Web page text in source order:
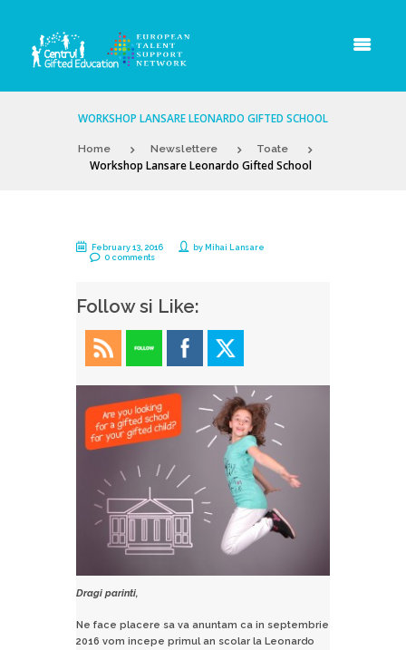
WORKSHOP LANSARE LEONARDO GIFTED SCHOOL
Home Newslettere Toate
Workshop Lansare Leonardo Gifted School
February 13, 2016 by Mihai Lansare
0 comments
Follow si Like:
Dragi parinti,
Ne face placere sa va anuntam ca in septembrie
2016 vom incepe primul an scolar la Leonardo